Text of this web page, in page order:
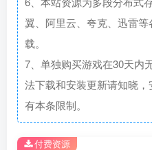
翼、阿里云、夸克、迅雷
载。
7、单独购买游戏在30天内
法下载和安装更新请知晓
有本条限制。
付费资源